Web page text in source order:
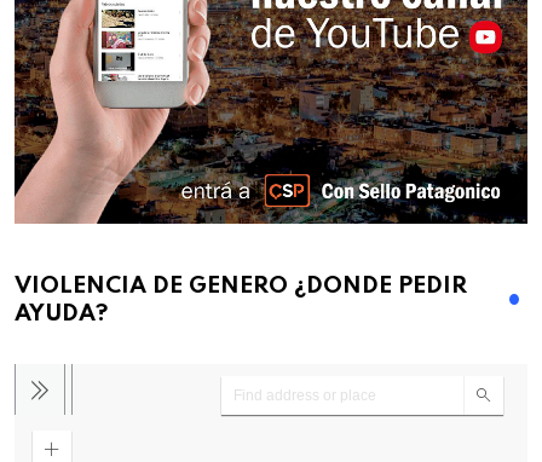
VIOLENCIA DE GENERO ¿DONDE PEDIR
AYUDA?